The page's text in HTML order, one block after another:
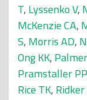
T, Lyssenko V,
McKenzie CA,
S, Morris AD,
Ong KK,
Pramstaller PP
Rice TK,